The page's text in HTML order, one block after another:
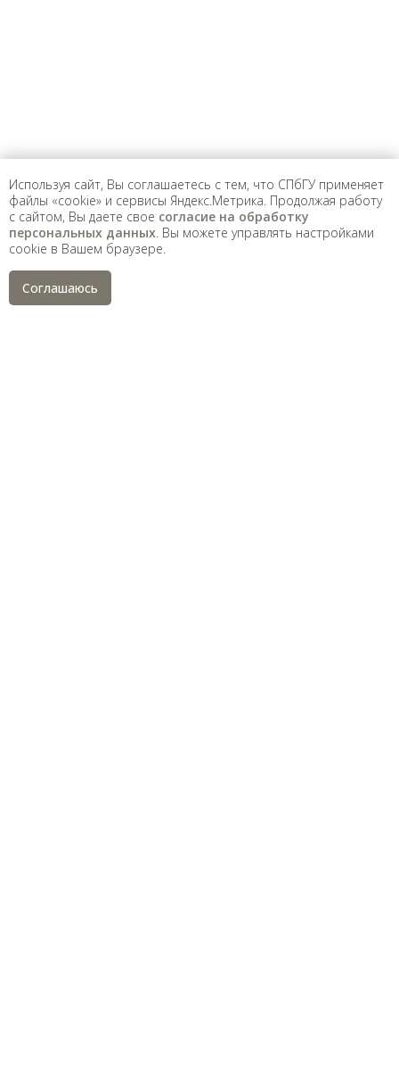
Используя сайт, Вы соглашаетесь с тем, что СПбГУ применяет
файлы «cookie» и сервисы Яндекс.Метрика. Продолжая работу
с сайтом, Вы даете свое согласие на обработку
персональных данных . Вы можете управлять настройками
cookie в Вашем браузере.
Соглашаюсь